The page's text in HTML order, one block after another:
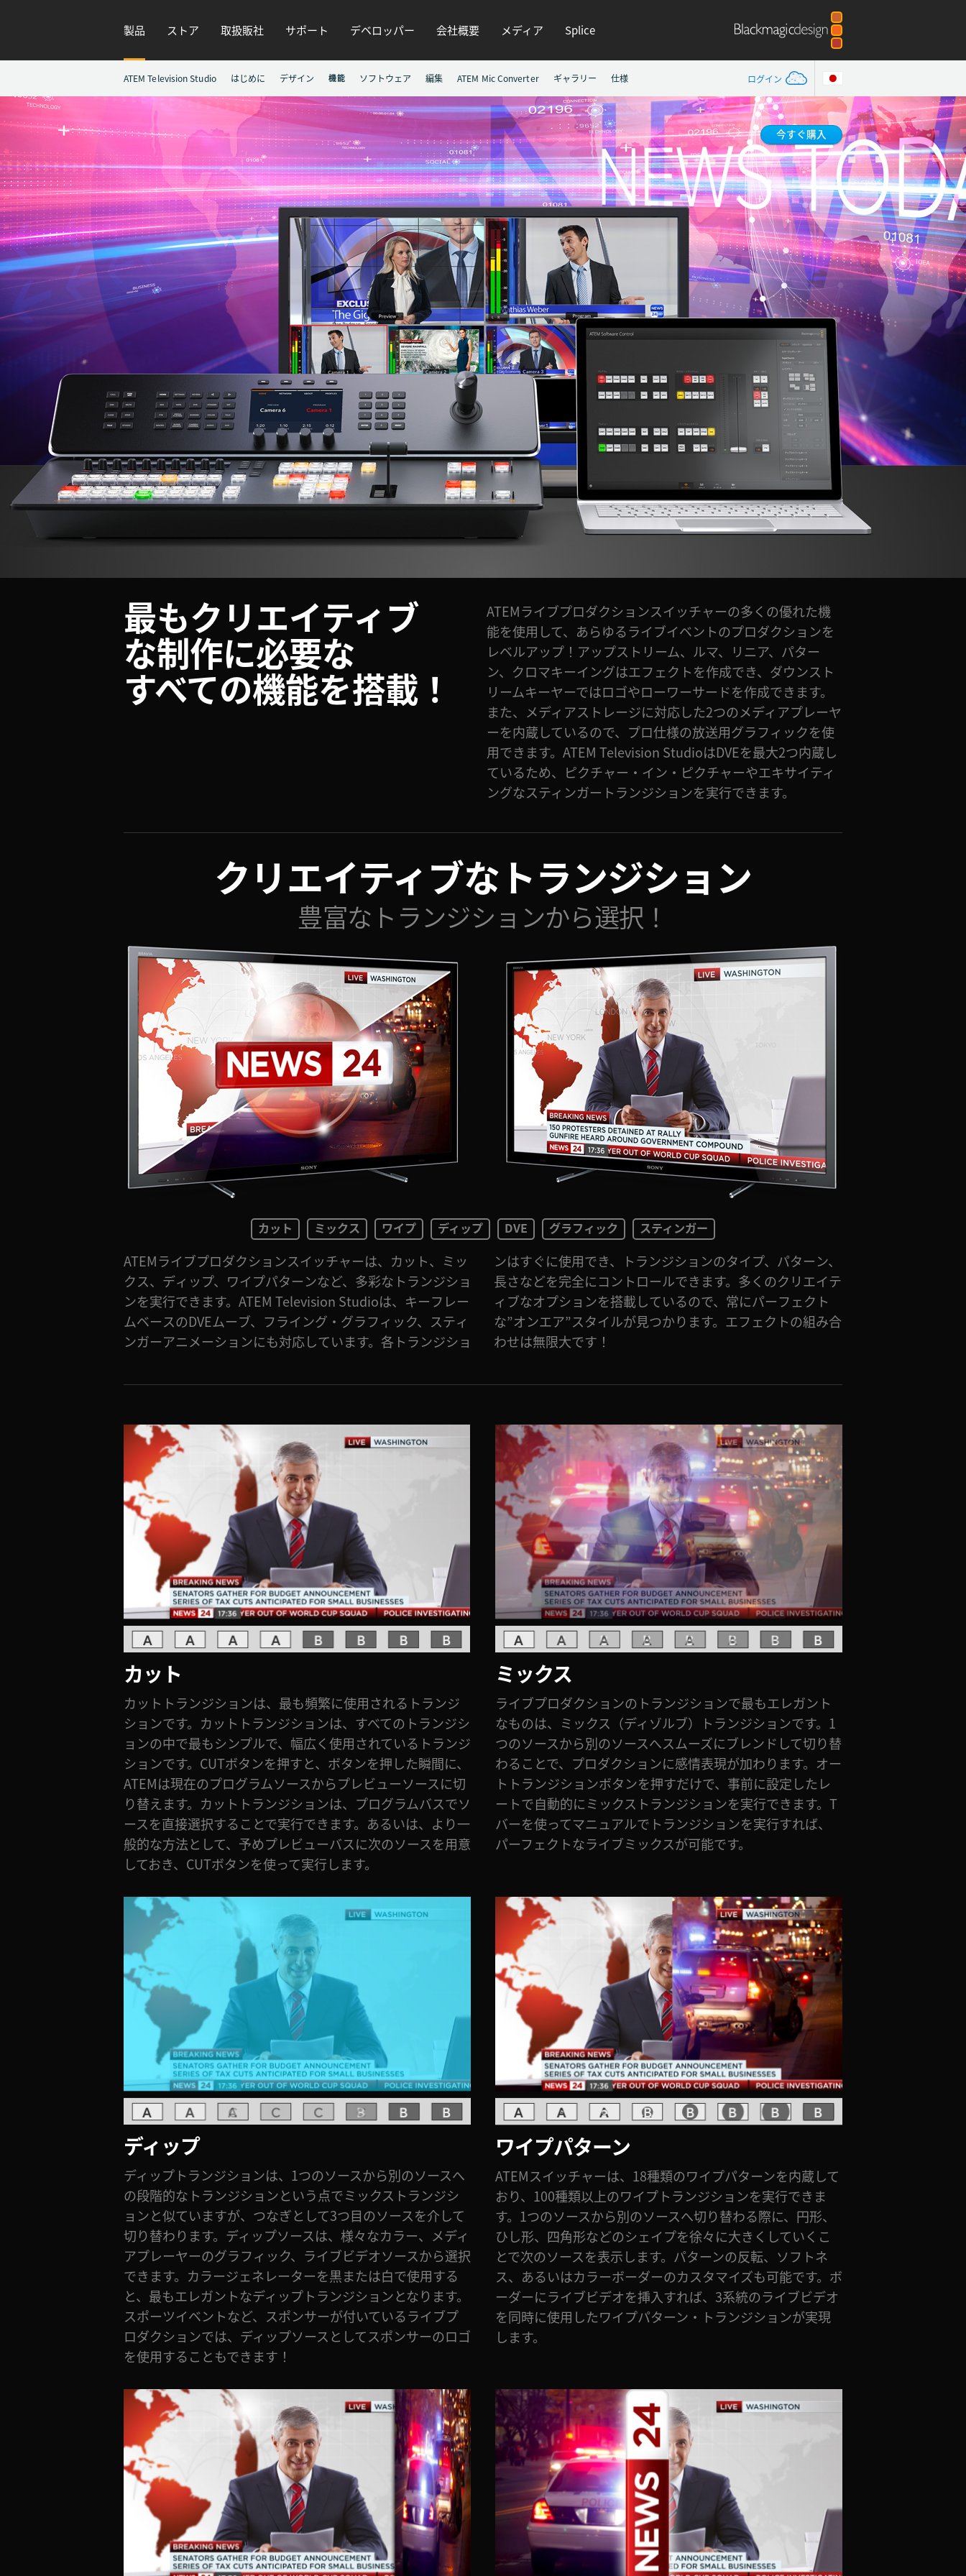
製品 ストア 取扱販社 サポート デベロッパー 会社概要 メディア Splice
ログイン
ATEM Television Studio はじめに デザイン 機能 ソフトウェア 編集 ATEM Mic Converter ギャラリー 仕様
今すぐ購入
最もクリエイティブ
な制作に必要な
すべての機能を搭載！
ATEMライブプロダクションスイッチャーの多くの優れた機
能を使用して、あらゆるライブイベントのプロダクションを
レベルアップ！アップストリーム、ルマ、リニア、パター
ン、クロマキーイングはエフェクトを作成でき、ダウンスト
リームキーヤーではロゴやローワーサードを作成できます。
また、メディアストレージに対応した2つのメディアプレーヤ
ーを内蔵しているので、プロ仕様の放送用グラフィックを使
用できます。ATEM Television StudioはDVEを最大2つ内蔵し
ているため、ピクチャー・イン・ピクチャーやエキサイティ
ングなスティンガートランジションを実行できます。
クリエイティブなトランジション
豊富なトランジションから選択！
カット ミックス ワイプ ディップ DVE グラフィック スティンガー
ATEMライブプロダクションスイッチャーは、カット、ミッ
クス、ディップ、ワイプパターンなど、多彩なトランジショ
ンを実行できます。ATEM Television Studioは、キーフレー
ムベースのDVEムーブ、フライング・グラフィック、スティ
ンガーアニメーションにも対応しています。各トランジショ
ンはすぐに使用でき、トランジションのタイプ、パターン、
長さなどを完全にコントロールできます。多くのクリエイテ
ィブなオプションを搭載しているので、常にパーフェクト
な”オンエア”スタイルが見つかります。エフェクトの組み合
わせは無限大です！
カット
カットトランジションは、最も頻繁に使用されるトランジ
ションです。カットトランジションは、すべてのトランジシ
ョンの中で最もシンプルで、幅広く使用されているトランジ
ションです。CUTボタンを押すと、ボタンを押した瞬間に、
ATEMは現在のプログラムソースからプレビューソースに切
り替えます。カットトランジションは、プログラムバスでソ
ースを直接選択することで実行できます。あるいは、より一
般的な方法として、予めプレビューバスに次のソースを用意
しておき、CUTボタンを使って実行します。
ミックス
ライブプロダクションのトランジションで最もエレガント
なものは、ミックス（ディゾルブ）トランジションです。1
つのソースから別のソースへスムーズにブレンドして切り替
わることで、プロダクションに感情表現が加わります。オー
トトランジションボタンを押すだけで、事前に設定したレ
ートで自動的にミックストランジションを実行できます。T
バーを使ってマニュアルでトランジションを実行すれば、
パーフェクトなライブミックスが可能です。
ディップ
ディップトランジションは、1つのソースから別のソースへ
の段階的なトランジションという点でミックストランジシ
ョンと似ていますが、つなぎとして3つ目のソースを介して
切り替わります。ディップソースは、様々なカラー、メディ
アプレーヤーのグラフィック、ライブビデオソースから選択
できます。カラージェネレーターを黒または白で使用する
と、最もエレガントなディップトランジションとなります。
スポーツイベントなど、スポンサーが付いているライブプ
ロダクションでは、ディップソースとしてスポンサーのロゴ
を使用することもできます！
ワイプパターン
ATEMスイッチャーは、18種類のワイプパターンを内蔵して
おり、100種類以上のワイプトランジションを実行できま
す。1つのソースから別のソースへ切り替わる際に、円形、
ひし形、四角形などのシェイプを徐々に大きくしていくこ
とで次のソースを表示します。パターンの反転、ソフトネ
ス、あるいはカラーボーダーのカスタマイズも可能です。ボ
ーダーにライブビデオを挿入すれば、3系統のライブビデオ
を同時に使用したワイプパターン・トランジションが実現
します。